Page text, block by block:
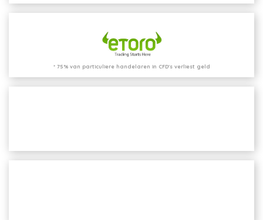
* 75% van particuliere handelaren in CFD's verliest geld